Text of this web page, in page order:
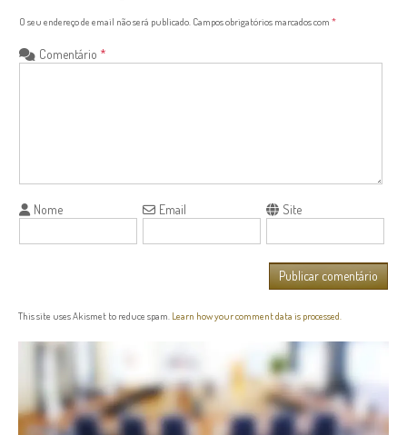
O seu endereço de email não será publicado. Campos obrigatórios marcados com *
Comentário *
Nome Email Site
This site uses Akismet to reduce spam. Learn how your comment data is processed.